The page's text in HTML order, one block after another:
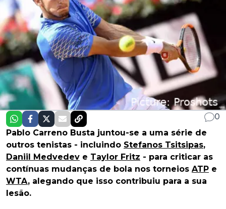
0
Pablo Carreno Busta juntou-se a uma série de
outros tenistas - incluindo Stefanos Tsitsipas,
Daniil Medvedev e Taylor Fritz - para criticar as
contínuas mudanças de bola nos torneios ATP e
WTA, alegando que isso contribuiu para a sua
lesão.